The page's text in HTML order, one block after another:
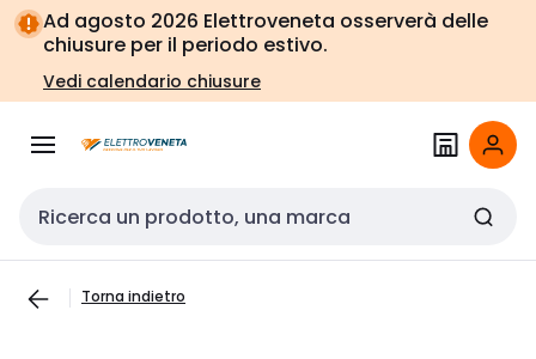
Vai alla
navigazione
Vai
alla
pagina
Ad agosto 2026 Elettroveneta osserverà delle
chiusure per il periodo estivo.
Vedi calendario chiusure
Cerca input
Torna indietro